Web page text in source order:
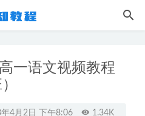
一语文视频教程
4月2日 下午8:06
1.34K